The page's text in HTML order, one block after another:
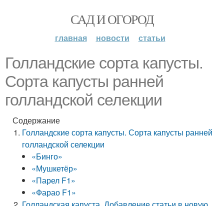
САД И ОГОРОД
главная новости статьи
Голландские сорта капусты.
Сорта капусты ранней
голландской селекции
Содержание
Голландские сорта капусты. Сорта капусты ранней
голландской селекции
«Бинго»
«Мушкетёр»
«Парел F1»
«Фарао F1»